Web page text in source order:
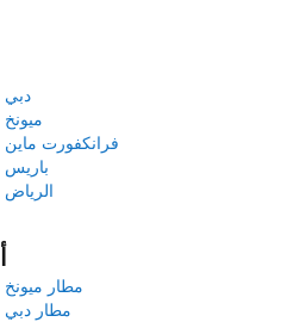
دبي
ميونخ
فرانكفورت ماين
باريس
الرياض
مطار ميونخ
مطار دبي